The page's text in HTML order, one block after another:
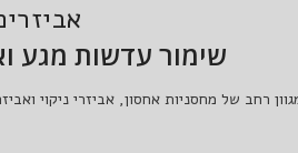
שימור עדשות מגע
רחב של מחסניות אחסון, אביזרי ניקוי